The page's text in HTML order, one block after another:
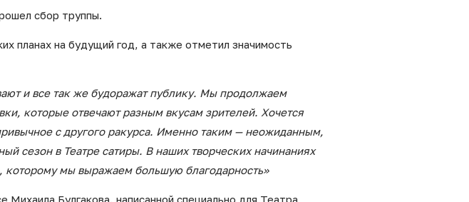
сбор труппы.
планах на будущий год, а также отметил значимость
и все так же будоражат публику. Мы продолжаем
которые отвечают разным вкусам зрителей. Хочется
с другого ракурса. Именно таким — неожиданным,
сезон в Театре сатиры. В наших творческих начинаниях
которому мы выражаем большую благодарность»
Михаила Булгакова, написанной специально для Театра